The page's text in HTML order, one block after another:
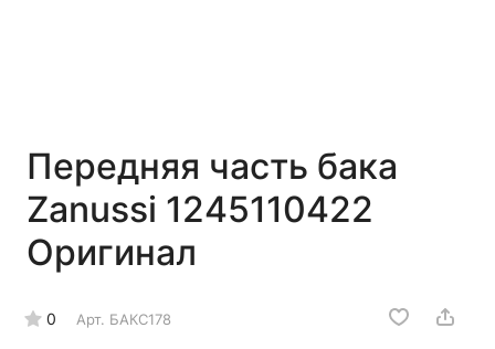
Передняя часть бака
Zanussi 1245110422
Оригинал
0 Арт. БАКС178